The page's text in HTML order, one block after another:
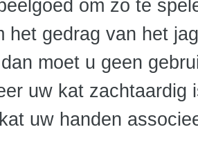
om zo te
het gedrag van het
moet u geen
uw kat
uw handen